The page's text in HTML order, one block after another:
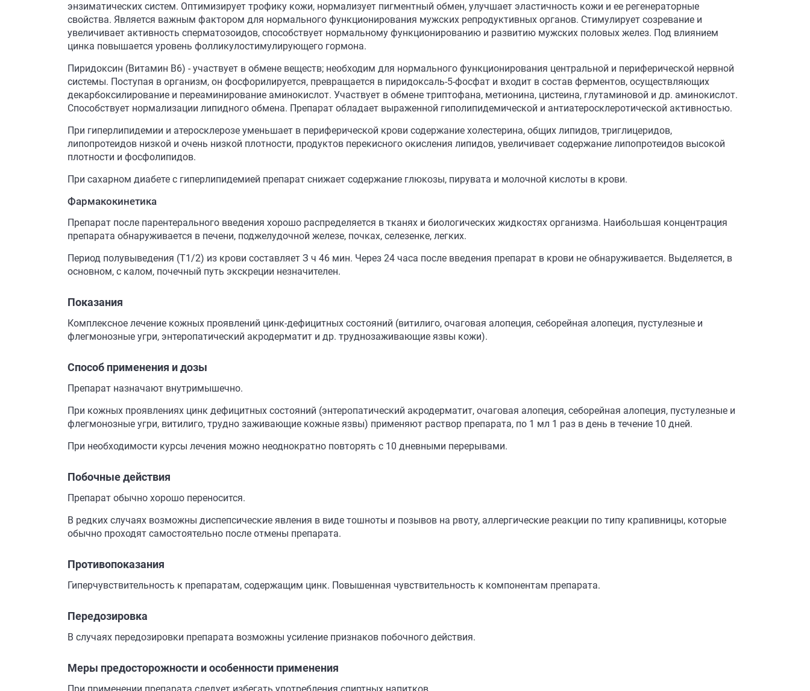
энзиматических систем. Оптимизирует трофику кожи, нормализует пигментный обмен, улучшает эластичность кожи и ее регенераторные
свойства. Является важным фактором для нормального функционирования мужских репродуктивных органов. Стимулирует созревание и
увеличивает активность сперматозоидов, способствует нормальному функционированию и развитию мужских половых желез. Под влиянием
цинка повышается уровень фолликулостимулирующего гормона.
Пиридоксин (Витамин B6) - участвует в обмене веществ; необходим для нормального функционирования центральной и периферической нервной
системы. Поступая в организм, он фосфорилируется, превращается в пиридоксаль-5-фосфат и входит в состав ферментов, осуществляющих
декарбоксилирование и переаминирование аминокислот. Участвует в обмене триптофана, метионина, цистеина, глутаминовой и др. аминокислот.
Способствует нормализации липидного обмена. Препарат обладает выраженной гиполипидемической и антиатеросклеротической активностью.
При гиперлипидемии и атеросклерозе уменьшает в периферической крови содержание холестерина, общих липидов, триглицеридов,
липопротеидов низкой и очень низкой плотности, продуктов перекисного окисления липидов, увеличивает содержание липопротеидов высокой
плотности и фосфолипидов.
При сахарном диабете с гиперлипидемией препарат снижает содержание глюкозы, пирувата и молочной кислоты в крови.
Фармакокинетика
Препарат после парентерального введения хорошо распределяется в тканях и биологических жидкостях организма. Наибольшая концентрация
препарата обнаруживается в печени, поджелудочной железе, почках, селезенке, легких.
Период полувыведения (Т1/2) из крови составляет З ч 46 мин. Через 24 часа после введения препарат в крови не обнаруживается. Выделяется, в
основном, с калом, почечный путь экскреции незначителен.
Показания
Комплексное лечение кожных проявлений цинк-дефицитных состояний (витилиго, очаговая алопеция, себорейная алопеция, пустулезные и
флегмонозные угри, энтеропатический акродерматит и др. труднозаживающие язвы кожи).
Способ применения и дозы
Препарат назначают внутримышечно.
При кожных проявлениях цинк дефицитных состояний (энтеропатический акродерматит, очаговая алопеция, себорейная алопеция, пустулезные и
флегмонозные угри, витилиго, трудно заживающие кожные язвы) применяют раствор препарата, по 1 мл 1 раз в день в течение 10 дней.
При необходимости курсы лечения можно неоднократно повторять с 10 дневными перерывами.
Побочные действия
Препарат обычно хорошо переносится.
В редких случаях возможны диспепсические явления в виде тошноты и позывов на рвоту, аллергические реакции по типу крапивницы, которые
обычно проходят самостоятельно после отмены препарата.
Противопоказания
Гиперчувствительность к препаратам, содержащим цинк. Повышенная чувствительность к компонентам препарата.
Передозировка
В случаях передозировки препарата возможны усиление признаков побочного действия.
Меры предосторожности и особенности применения